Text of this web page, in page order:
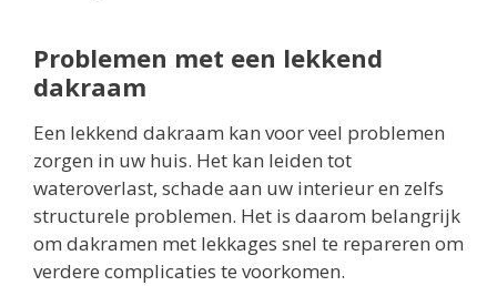
Problemen met een lekkend
dakraam
Een lekkend dakraam kan voor veel problemen
zorgen in uw huis. Het kan leiden tot
wateroverlast, schade aan uw interieur en zelfs
structurele problemen. Het is daarom belangrijk
om dakramen met lekkages snel te repareren om
verdere complicaties te voorkomen.